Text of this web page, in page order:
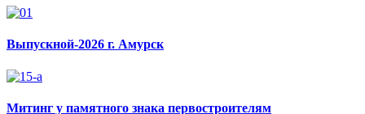
Выпускной-2026 г. Амурск
Митинг у памятного знака первостроителям